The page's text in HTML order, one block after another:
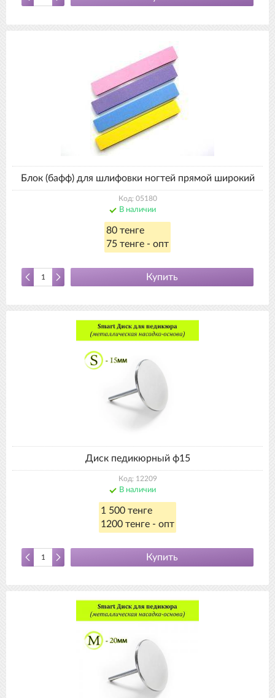
Блок (бафф) для шлифовки ногтей прямой широкий
Код: 05180
В наличии
80 тенге
75 тенге - опт
Купить
Диск педикюрный ф15
Код: 12209
В наличии
1 500 тенге
1200 тенге - опт
Купить